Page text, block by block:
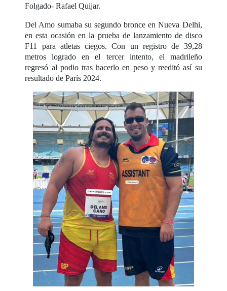
Folgado- Rafael Quijar.
Del Amo sumaba su segundo bronce en Nueva Delhi,
en esta ocasión en la prueba de lanzamiento de disco
F11 para atletas ciegos. Con un registro de 39,28
metros logrado en el tercer intento, el madrileño
regresó al podio tras hacerlo en peso y reeditó así su
resultado de París 2024.